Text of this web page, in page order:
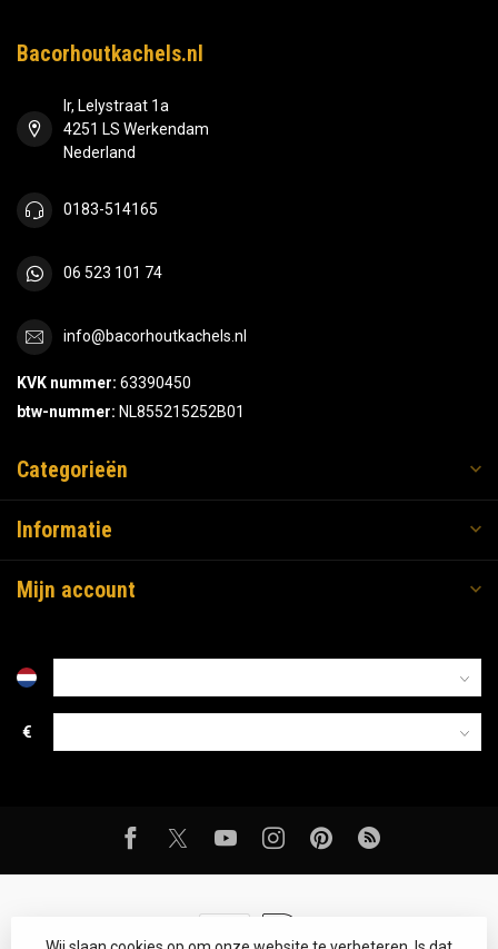
Bacorhoutkachels.nl
Ir, Lelystraat 1a
4251 LS Werkendam
Nederland
0183-514165
06 523 101 74
info@bacorhoutkachels.nl
KVK nummer: 63390450
btw-nummer: NL855215252B01
Categorieën
Informatie
Mijn account
€